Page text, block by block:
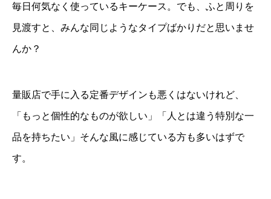
毎日何気なく使っているキーケース。でも、ふと周りを
見渡すと、みんな同じようなタイプばかりだと思いませ
んか？
量販店で手に入る定番デザインも悪くはないけれど、
「もっと個性的なものが欲しい」「人とは違う特別な一
品を持ちたい」そんな風に感じている方も多いはずで
す。